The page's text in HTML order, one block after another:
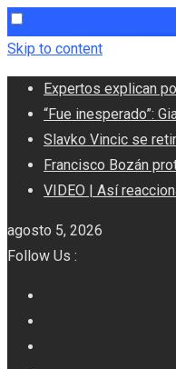
Skip to content
Expertos explican
“Fue inesperado”:
Slavko Vincic se
Francisco Bozán
VIDEO | Así
agosto 5, 2026
Follow Us :